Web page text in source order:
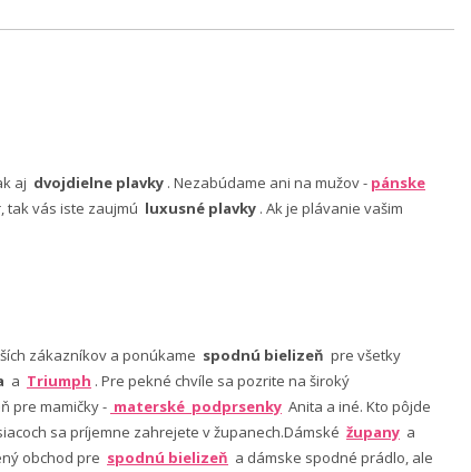
aj dvojdielne plavky . Nezabúdame ani na mužov - pánske
tak vás iste zaujmú luxusné plavky . Ak je plávanie vašim
zákazníkov a ponúkame spodnú bielizeň pre všetky
a Triumph . Pre pekné chvíle sa pozrite na široký
pre mamičky - materské podprsenky Anita a iné. Kto pôjde
sa príjemne zahrejete v županech.Dámské župany a
obchod pre spodnú bielizeň a dámske spodné prádlo, ale